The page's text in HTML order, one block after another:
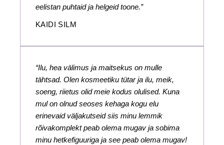
eelistan puhtaid ja helgeid toone.”
KAIDI SILM
“Ilu, hea välimus ja maitsekus on mulle
tähtsad. Olen kosmeetiku tütar ja ilu, meik,
soeng, riietus olid meie kodus olulised. Kuna
mul on olnud seoses kehaga kogu elu
erinevaid väljakutseid siis minu lemmik
rõivakomplekt peab olema mugav ja sobima
minu hetkefiguuriga ja see peab olema mugav!